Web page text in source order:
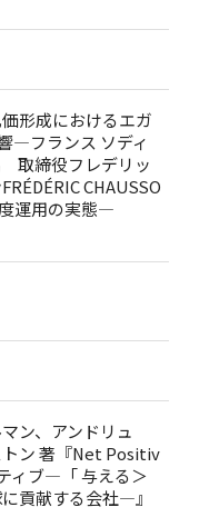
形成におけるエガ
—フランス ソディ
取締役フレデリッ
CHAUSSO
運用の実態—
ン、アンドリュ
ン 著『Net Positiv
ィブ―「 与える＞
貢献する会社―』